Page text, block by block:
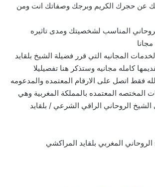
عن حجرك الكريم وبرجك وصفاتك انت ومن
المناسب لشخصيتك ومدى تاثيره
المجانيه التي قرر فضيلة الشيخ بلقايد
كامله مجانيه وستذكر هنا تفصيليلا
فقط اتصل على الارقام المعتمده والمدعومه
المختصه المعتمده بالمملكة المغربية وهي
الشيخ الروحاني الراقي الشرعي / بلقايد
الروحاني المغربي بلقايد المراكشي